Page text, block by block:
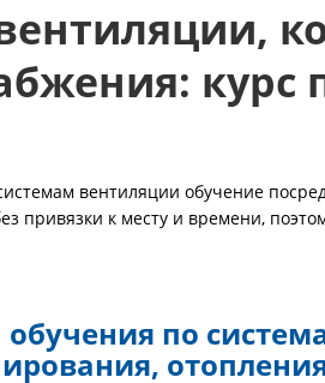
курс
вентиляции обучение
привязки к месту и времени,
по